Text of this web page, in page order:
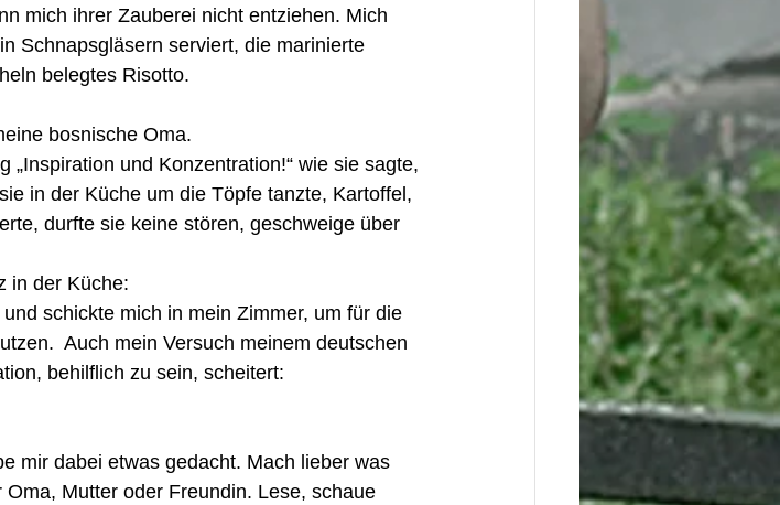
mich ihrer Zauberei nicht entziehen. Mich
Schnapsgläsern serviert, die marinierte
belegtes Risotto.
bosnische Oma.
und Konzentration!“ wie sie sagte,
in der Küche um die Töpfe tanzte, Kartoffel,
durfte sie keine stören, geschweige über
in der Küche:
schickte mich in mein Zimmer, um für die
Auch mein Versuch meinem deutschen
behilflich zu sein, scheitert:
mir dabei etwas gedacht. Mach lieber was
Mutter oder Freundin. Lese, schaue